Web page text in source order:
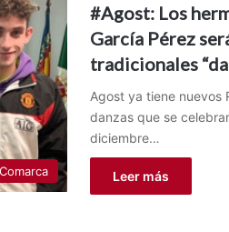
Comarca
#Agost: Los
García Pérez
tradicionales
Agost ya tiene nuevos
danzas que se
diciembre…
Leer más